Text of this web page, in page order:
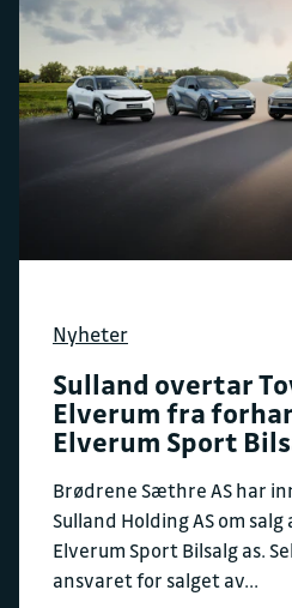
Nyheter
Sulland overtar
Elverum fra
Elverum Sport
Brødrene Sæthre AS har
Sulland Holding AS om salg
Elverum Sport Bilsalg as.
ansvaret for salget av...